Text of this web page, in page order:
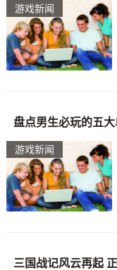
游戏新闻
游戏新闻
三国战记风云再起